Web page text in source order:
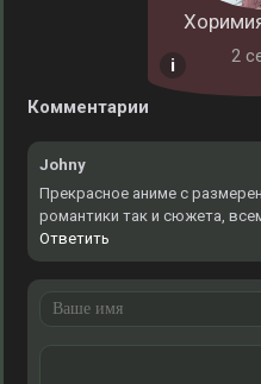
2
Комментарии
Johny
Прекрасное аниме с
романтики так и сюжета,
Ответить